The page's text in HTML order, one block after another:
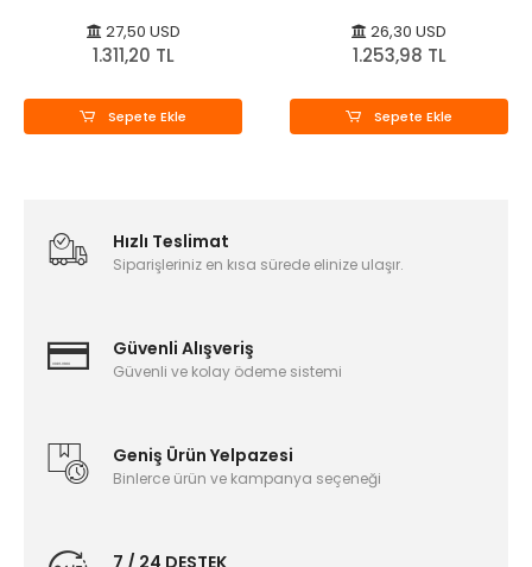
27,50 USD
1.311,20 TL
Sepete Ekle
26,30 USD
1.253,98 TL
Sepete Ekle
Hızlı Teslimat
Siparişleriniz en kısa sürede elinize ulaşır.
Güvenli Alışveriş
Güvenli ve kolay ödeme sistemi
Geniş Ürün Yelpazesi
Binlerce ürün ve kampanya seçeneği